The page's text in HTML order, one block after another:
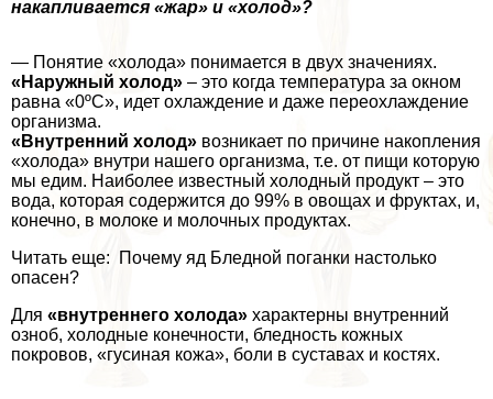
накапливается «жар» и «холод»?
— Понятие «холода» понимается в двух значениях.
«Наружный холод» – это когда температура за окном
равна «0ºC», идет охлаждение и даже переохлаждение
организма.
«Внутренний холод» возникает по причине накопления
«холода» внутри нашего организма, т.е. от пищи которую
мы едим. Наиболее известный холодный продукт – это
вода, которая содержится до 99% в овощах и фруктах, и,
конечно, в молоке и молочных продуктах.
Читать еще: Почему яд Бледной поганки настолько
опасен?
Для «внутреннего холода» хаpaктерны внутренний
озноб, холодные конечности, бледность кожных
покровов, «гусиная кожа», боли в суставах и костях.